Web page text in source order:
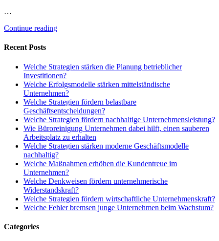
…
Continue reading
Recent Posts
Welche Strategien stärken die Planung betrieblicher
Investitionen?
Welche Erfolgsmodelle stärken mittelständische
Unternehmen?
Welche Strategien fördern belastbare
Geschäftsentscheidungen?
Welche Strategien fördern nachhaltige Unternehmensleistung?
Wie Büroreinigung Unternehmen dabei hilft, einen sauberen
Arbeitsplatz zu erhalten
Welche Strategien stärken moderne Geschäftsmodelle
nachhaltig?
Welche Maßnahmen erhöhen die Kundentreue im
Unternehmen?
Welche Denkweisen fördern unternehmerische
Widerstandskraft?
Welche Strategien fördern wirtschaftliche Unternehmenskraft?
Welche Fehler bremsen junge Unternehmen beim Wachstum?
Categories